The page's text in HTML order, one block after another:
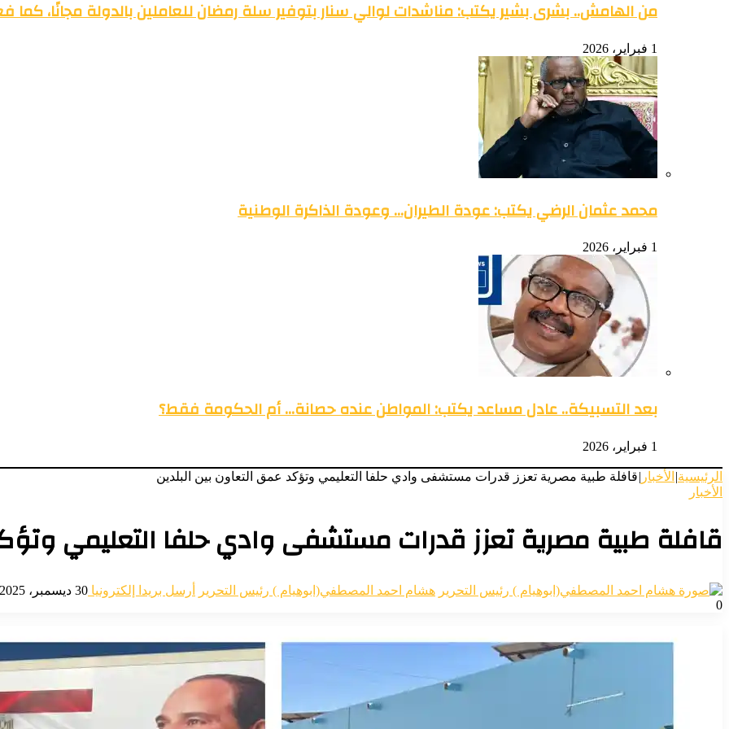
من الهامش.. بشرى بشير يكتب: مناشدات لوالي سنار بتوفير سلة رمضان للعاملين بالدولة مجانًا، كما
1 فبراير، 2026
محمد عثمان الرضي يكتب: عودة الطيران… وعودة الذاكرة الوطنية
1 فبراير، 2026
بعد التسبيكة.. عادل مساعد يكتب: المواطن عنده حصانة… أم الحكومة فقط؟
1 فبراير، 2026
الرئيسية| الأخبار |قافلة طبية مصرية تعزز قدرات مستشفى وادي حلفا التعليمي وتؤكد عمق التعاون بين البلدين
الأخبار
قافلة طبية مصرية تعزز قدرات مستشفى وادي حلفا التعليمي
هشام احمد المصطفي(ابوهيام ) رئيس التحرير أرسل بريدا إلكترونيا 30 ديسمبر، 2025
0